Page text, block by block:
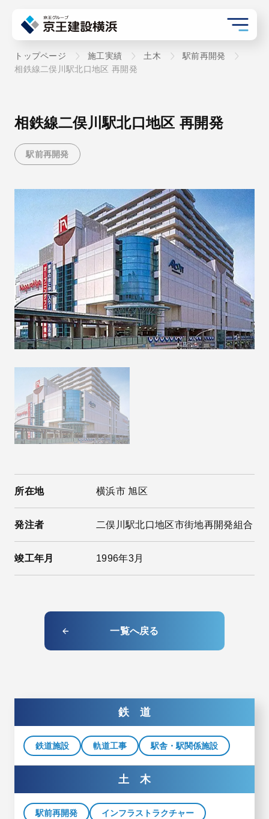
トップページ 施工実績 土木
駅前再開発
相鉄線二俣川駅北口地区 再開発
相鉄線二俣川駅北口地区 再開発
駅前再開発
所在地 横浜市 旭区
発注者 二俣川駅北口地区市街地再開発組合
竣工年月 1996年3月
一覧へ戻る
鉄 道
鉄道施設 軌道工事 駅舎・駅関係施設
土 木
駅前再開発 インフラストラクチャー